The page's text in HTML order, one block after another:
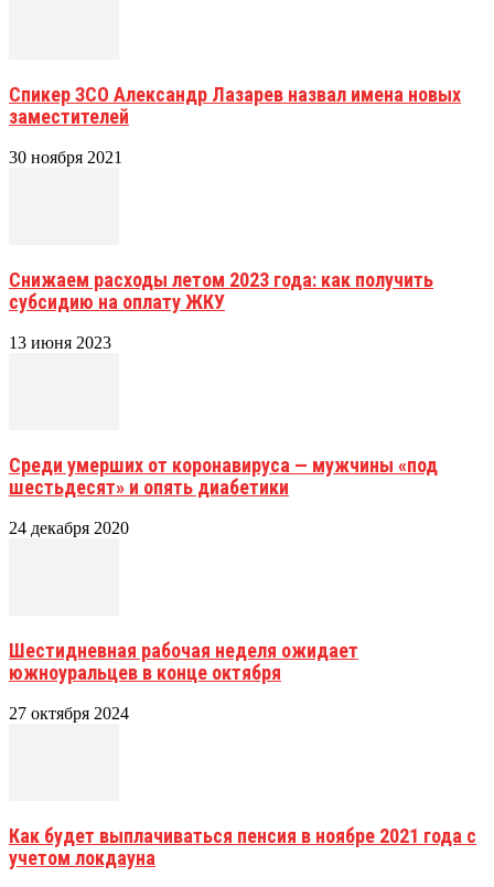
Спикер ЗСО Александр Лазарев назвал имена новых
заместителей
30 ноября 2021
Снижаем расходы летом 2023 года: как получить
субсидию на оплату ЖКУ
13 июня 2023
Среди умерших от коронавируса — мужчины «под
шестьдесят» и опять диабетики
24 декабря 2020
Шестидневная рабочая неделя ожидает
южноуральцев в конце октября
27 октября 2024
Как будет выплачиваться пенсия в ноябре 2021 года с
учетом локдауна